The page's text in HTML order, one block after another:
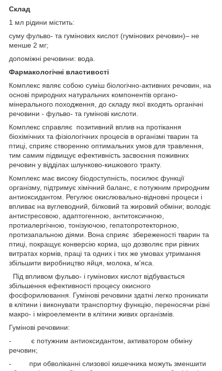
Склад
1 мл рідини містить:
суму фульво- та гумінових кислот (гумінових речовин)– не
менше 2 мг;
допоміжні речовини: вода.
Фармакологічні властивості
Комплекс являє собою суміш біологічно-активних речовин, на
основі природних натуральних компонентів органо-
мінерального походження, до складу якої входять органічні
речовини - фульво- та гумінові кислоти.
Комплекс справляє позитивний вплив на протікання
біохімічних та фізіологічних процесів в організмі тварин та
птиці, сприяє створенню оптимальних умов для травлення,
тим самим підвищує ефективність засвоєння поживних
речовин у відділах шлунково-кишкового тракту.
Комплекс має високу біодоступність, посилює функції
організму, підтримує хімічний баланс, є потужним природним
антиоксидантом. Регулює окислювально-відновні процеси і
впливає на вуглеводний, білковий та жировий обміни; володіє
антистресовою, адаптогенною, антитоксичною,
протиалергічною, тонізуючою, гепатопротекторною,
протизапальною діями. Вона сприяє збереженості тварин та
птиці, покращує конверсію корма, що дозволяє при рівних
витратах кормів, праці та одних і тих же умовах утримання
збільшити виробництво яйця, молока, м'яса.
Під впливом фульво- і гумінових кислот відбувається
збільшення ефективності процесу окисного
фосфорилювання. Гумінові речовини здатні легко проникати
в клітини і виконувати транспортну функцію, переносячи різні
макро- і мікроелементи в клітини живих організмів.
Гумінові речовини:
- є потужним антиоксидантом, активатором обміну
речовин;
- при обволіканні слизової кишечника можуть зменшити